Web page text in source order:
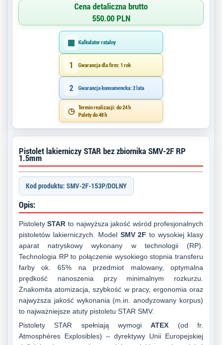
Pistolet lakierniczy STAR bez zbiornika SMV-2F RP
1.5mm
Kod produktu: SMV-2F-153P/DOLNY
Opis:
PistoletySTAR to najwyższa jakość wśród profesjonalnych
pistoletów lakierniczych. Model SMV 2F to wysokiej klasy
aparat natryskowy wykonany w technologii (RP).
Technologia RP to połączenie wysokiego stopnia transferu
farby ok. 65% na przedmiot malowany, optymalna
prędkość nanoszenia przy minimalnym rozkurzu.
Znakomita atomizacja, szybkość w pracy, ergonomia oraz
najwyższa jakość wykonania (m.in. anodyzowany korpus)
to najważniejsze atuty pistoletu STAR SMV.
Pistolety STAR spełniają wymogiATEX (od fr.
Atmosphères Explosibles) – dyrektywy Unii Europejskiej
Cena detaliczna brutto
550.00 PLN
▦ Kalkulator ratalny
1 Gwarancja dla firm: 1 rok
2 Gwarancja konsumencka: 2 lata
◷ Termin realizacji: do 24 h
Palety do 48 h